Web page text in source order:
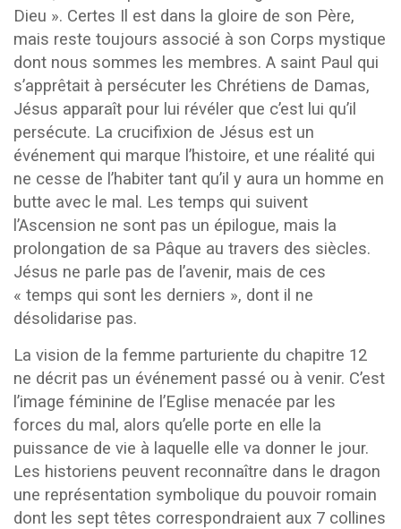
Dieu ». Certes Il est dans la gloire de son Père,
mais reste toujours associé à son Corps mystique
dont nous sommes les membres. A saint Paul qui
s’apprêtait à persécuter les Chrétiens de Damas,
Jésus apparaît pour lui révéler que c’est lui qu’il
persécute. La crucifixion de Jésus est un
événement qui marque l’histoire, et une réalité qui
ne cesse de l’habiter tant qu’il y aura un homme en
butte avec le mal. Les temps qui suivent
l’Ascension ne sont pas un épilogue, mais la
prolongation de sa Pâque au travers des siècles.
Jésus ne parle pas de l’avenir, mais de ces
« temps qui sont les derniers », dont il ne
désolidarise pas.
La vision de la femme parturiente du chapitre 12
ne décrit pas un événement passé ou à venir. C’est
l’image féminine de l’Eglise menacée par les
forces du mal, alors qu’elle porte en elle la
puissance de vie à laquelle elle va donner le jour.
Les historiens peuvent reconnaître dans le dragon
une représentation symbolique du pouvoir romain
dont les sept têtes correspondraient aux 7 collines